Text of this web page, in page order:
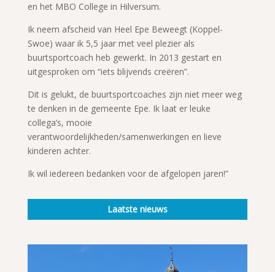
en het MBO College in Hilversum.
Ik neem afscheid van Heel Epe Beweegt (Koppel-
Swoe) waar ik 5,5 jaar met veel plezier als
buurtsportcoach heb gewerkt. In 2013 gestart en
uitgesproken om “iets blijvends creëren”.
Dit is gelukt, de buurtsportcoaches zijn niet meer weg
te denken in de gemeente Epe. Ik laat er leuke
collega’s, mooie
verantwoordelijkheden/samenwerkingen en lieve
kinderen achter.
Ik wil iedereen bedanken voor de afgelopen jaren!”
Laatste nieuws